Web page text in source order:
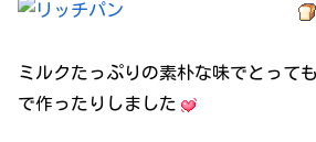
ミルクたっぷりの素朴な味でとって
で作ったりしました